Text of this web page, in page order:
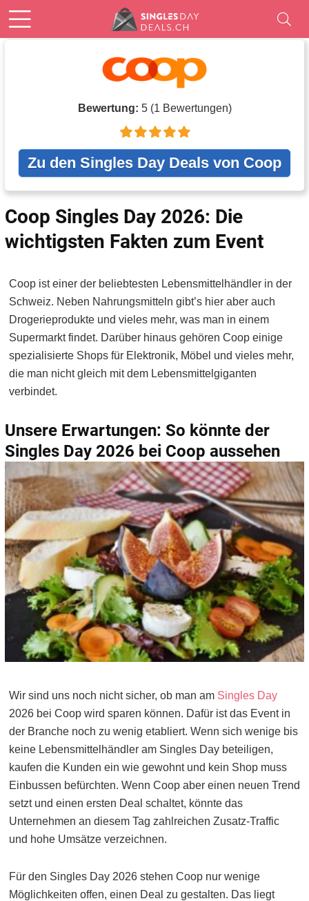
Bewertung: 5 (1Bewertungen)
Zu den Singles Day Deals von Coop
Coop Singles Day 2026: Die
wichtigsten Fakten zum Event
Coop ist einer der beliebtesten Lebensmittelhändler in der
Schweiz. Neben Nahrungsmitteln gibt’s hier aber auch
Drogerieprodukte und vieles mehr, was man in einem
Supermarkt findet. Darüber hinaus gehören Coop einige
spezialisierte Shops für Elektronik, Möbel und vieles mehr,
die man nicht gleich mit dem Lebensmittelgiganten
verbindet.
Unsere Erwartungen: So könnte der
Singles Day 2026 bei Coop aussehen
Wir sind uns noch nicht sicher, ob man am Singles Day
2026 bei Coop wird sparen können. Dafür ist das Event in
der Branche noch zu wenig etabliert. Wenn sich wenige bis
keine Lebensmittelhändler am Singles Day beteiligen,
kaufen die Kunden ein wie gewohnt und kein Shop muss
Einbussen befürchten. Wenn Coop aber einen neuen Trend
setzt und einen ersten Deal schaltet, könnte das
Unternehmen an diesem Tag zahlreichen Zusatz-Traffic
und hohe Umsätze verzeichnen.
Für den Singles Day 2026 stehen Coop nur wenige
Möglichkeiten offen, einen Deal zu gestalten. Das liegt